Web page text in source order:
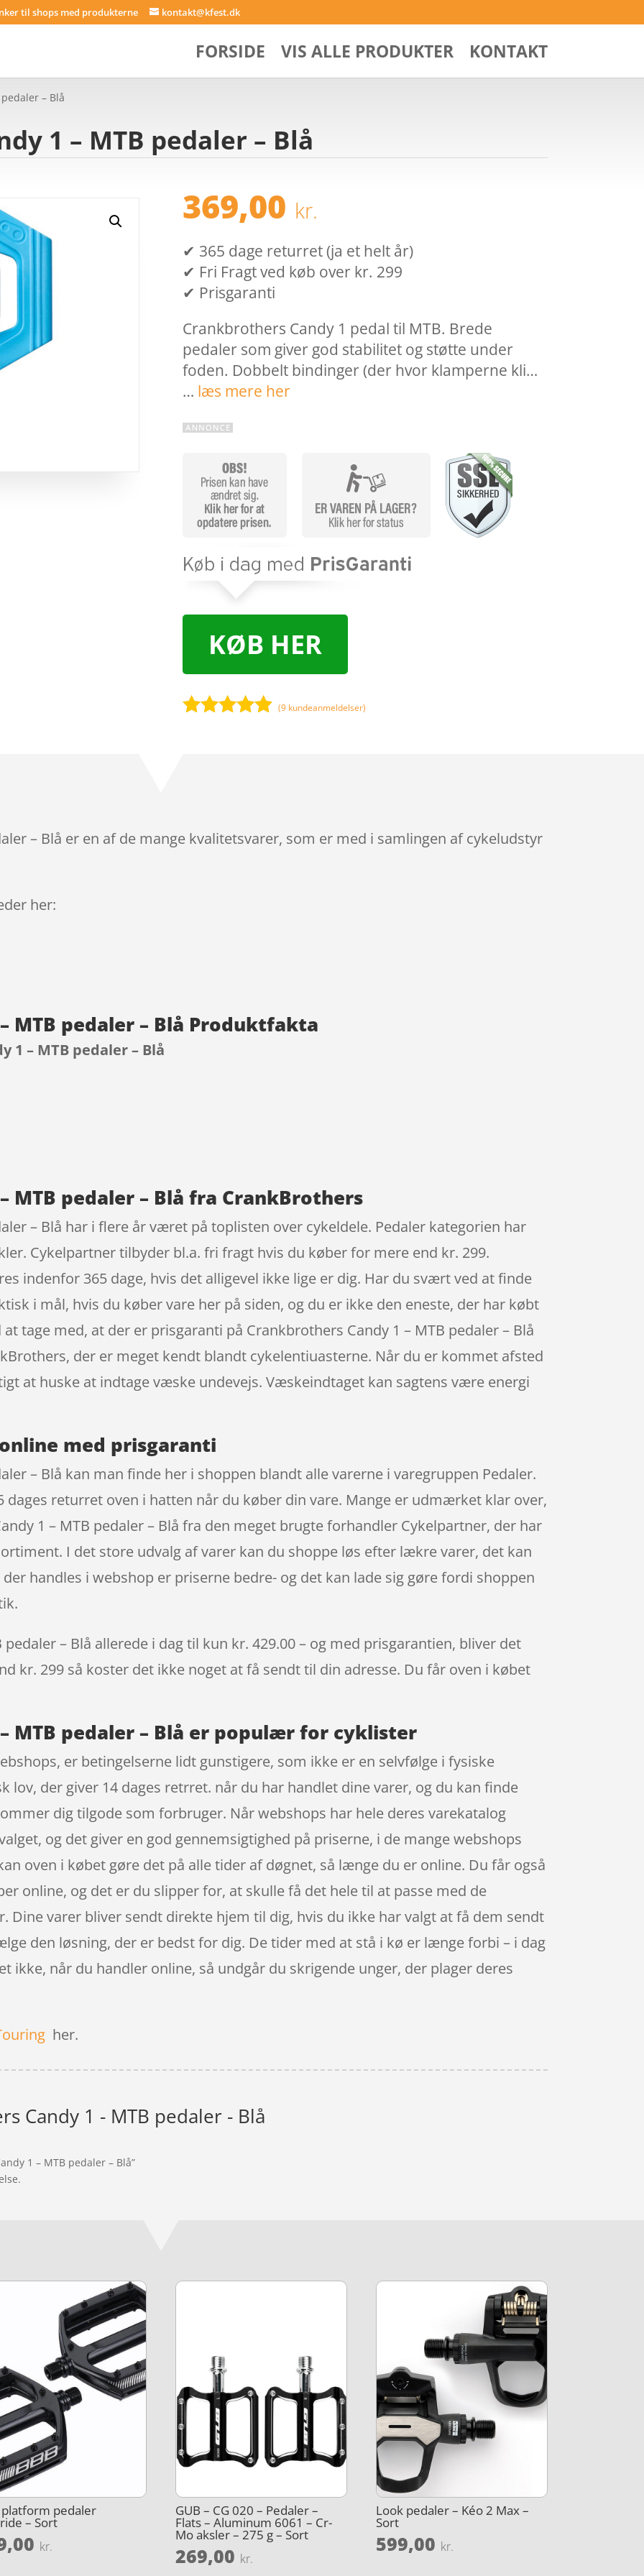
til shops med produkterne kontakt@kfest.dk
FORSIDE VIS ALLE PRODUKTER KONTAKT
– Blå
1 – MTB pedaler – Blå
369,00 kr.
✔ 365 dage returret (ja et helt år)
✔ Fri Fragt ved køb over kr. 299
✔ Prisgaranti
Crankbrothers Candy 1 pedal til MTB. Brede
pedaler som giver god stabilitet og støtte under
foden. Dobbelt bindinger (der hvor klamperne kli…
… læs mere her
KØB HER
(9 kundeanmeldelser)
– Blå er en af de mange kvalitetsvarer, som er med i samlingen af cykeludstyr
her:
MTB pedaler – Blå Produktfakta
1 – MTB pedaler – Blå
MTB pedaler – Blå fra CrankBrothers
– Blå har i flere år været på toplisten over cykeldele. Pedaler kategorien har
Cykelpartner tilbyder bl.a. fri fragt hvis du køber for mere end kr. 299.
indenfor 365 dage, hvis det alligevel ikke lige er dig. Har du svært ved at finde
i mål, hvis du køber vare her på siden, og du er ikke den eneste, der har købt
tage med, at der er prisgaranti på Crankbrothers Candy 1 – MTB pedaler – Blå
der er meget kendt blandt cykelentiuasterne. Når du er kommet afsted
at huske at indtage væske undevejs. Væskeindtaget kan sagtens være energi
med prisgaranti
– Blå kan man finde her i shoppen blandt alle varerne i varegruppen Pedaler.
dages returret oven i hatten når du køber din vare. Mange er udmærket klar over,
1 – MTB pedaler – Blå fra den meget brugte forhandler Cykelpartner, der har
I det store udvalg af varer kan du shoppe løs efter lækre varer, det kan
handles i webshop er priserne bedre- og det kan lade sig gøre fordi shoppen
– Blå allerede i dag til kun kr. 429.00 – og med prisgarantien, bliver det
kr. 299 så koster det ikke noget at få sendt til din adresse. Du får oven i købet
MTB pedaler – Blå er populær for cyklister
er betingelserne lidt gunstigere, som ikke er en selvfølge i fysiske
lov, der giver 14 dages retrret. når du har handlet dine varer, og du kan finde
dig tilgode som forbruger. Når webshops har hele deres varekatalog
og det giver en god gennemsigtighed på priserne, i de mange webshops
oven i købet gøre det på alle tider af døgnet, så længe du er online. Du får også
online, og det er du slipper for, at skulle få det hele til at passe med de
Dine varer bliver sendt direkte hjem til dig, hvis du ikke har valgt at få dem sendt
den løsning, der er bedst for dig. De tider med at stå i kø er længe forbi – i dag
ikke, når du handler online, så undgår du skrigende unger, der plager deres
her.
Candy 1 - MTB pedaler - Blå
1 – MTB pedaler – Blå”
platform pedaler
– Sort
kr.
GUB – CG 020 – Pedaler –
Flats – Aluminum 6061 – Cr-
Mo aksler – 275 g – Sort
269,00 kr.
Look pedaler – Kéo 2 Max –
Sort
599,00 kr.